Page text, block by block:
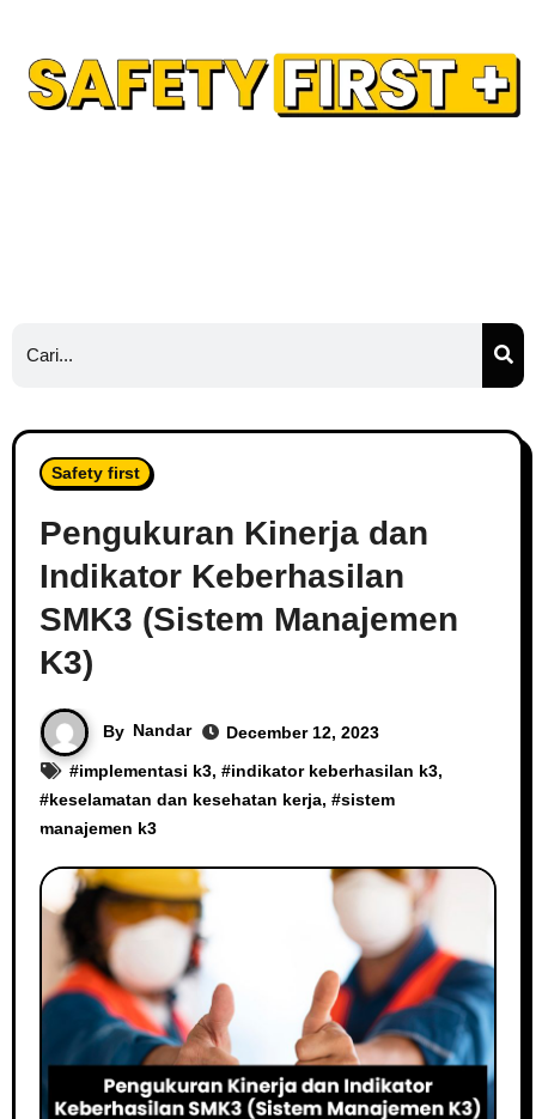
Safety first
Pengukuran Kinerja dan
Indikator Keberhasilan
SMK3 (Sistem Manajemen
K3)
By Nandar
December 12, 2023
#implementasi k3, #indikator keberhasilan k3,
#keselamatan dan kesehatan kerja, #sistem
manajemen k3